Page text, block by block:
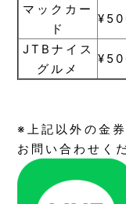
マックカー
ド
JTBナイス
グルメ
※上記以外の金
お問い合わせく